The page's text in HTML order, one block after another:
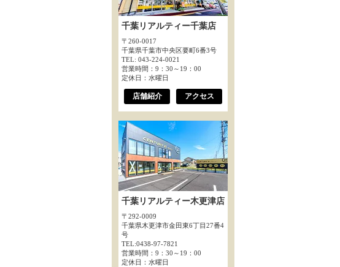
千葉リアルティー千葉店
〒260-0017
千葉県千葉市中央区要町6番3号
TEL: 043-224-0021
営業時間：9：30～19：00
定休日：水曜日
店舗紹介 アクセス
千葉リアルティー木更津店
〒292-0009
千葉県木更津市金田東6丁目27番4
号
TEL:0438-97-7821
営業時間：9：30～19：00
定休日：水曜日